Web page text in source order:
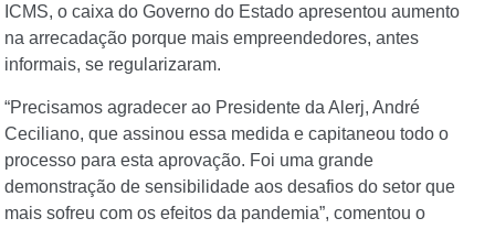
ICMS, o caixa do Governo do Estado apresentou aumento
na arrecadação porque mais empreendedores, antes
informais, se regularizaram.
“Precisamos agradecer ao Presidente da Alerj, André
Ceciliano, que assinou essa medida e capitaneou todo o
processo para esta aprovação. Foi uma grande
demonstração de sensibilidade aos desafios do setor que
mais sofreu com os efeitos da pandemia”, comentou o